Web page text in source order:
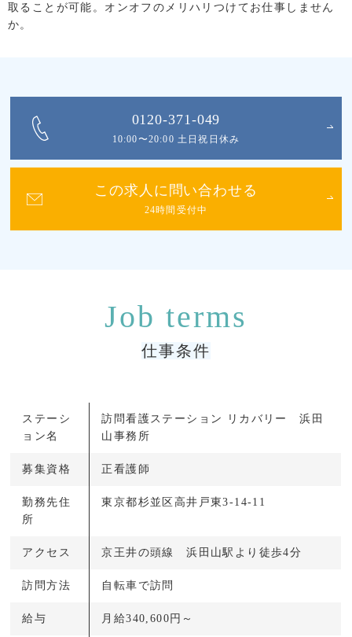
取ることが可能。オンオフのメリハリつけてお仕事しません
か。
0120-371-049
10:00〜20:00 土日祝日休み
この求人に問い合わせる
24時間受付中
仕事条件
ステーシ
ョン名
訪問看護ステーション リカバリー 浜田
山事務所
募集資格 正看護師
勤務先住
所
東京都杉並区高井戸東3-14-11
アクセス 京王井の頭線 浜田山駅より徒歩4分
訪問方法 自転車で訪問
給与 月給340,600円～